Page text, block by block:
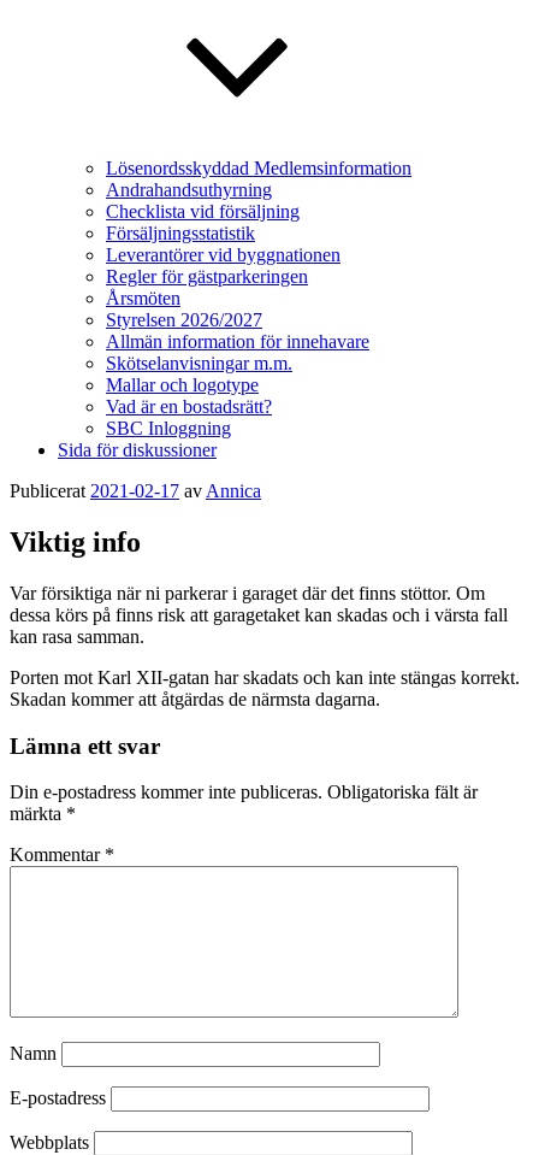
Lösenordsskyddad Medlemsinformation
Andrahandsuthyrning
Checklista vid försäljning
Försäljningsstatistik
Leverantörer vid byggnationen
Regler för gästparkeringen
Årsmöten
Styrelsen 2026/2027
Allmän information för innehavare
Skötselanvisningar m.m.
Mallar och logotype
Vad är en bostadsrätt?
SBC Inloggning
Sida för diskussioner
Publicerat 2021-02-17 av Annica
Viktig info
Var försiktiga när ni parkerar i garaget där det finns stöttor. Om
dessa körs på finns risk att garagetaket kan skadas och i värsta fall
kan rasa samman.
Porten mot Karl XII-gatan har skadats och kan inte stängas korrekt.
Skadan kommer att åtgärdas de närmsta dagarna.
Lämna ett svar
Din e-postadress kommer inte publiceras. Obligatoriska fält är
märkta *
Kommentar *
Namn
E-postadress
Webbplats